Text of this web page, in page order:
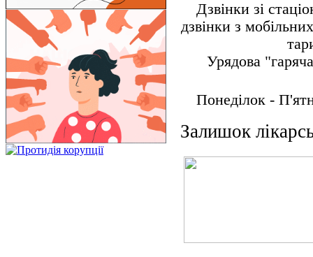
Дзвінки зі
дзвінки з
Урядова
Понеділок -
Залишок